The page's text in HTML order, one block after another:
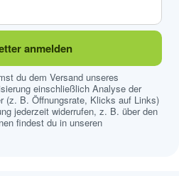
anmelden
du dem Versand unseres
einschließlich Analyse der
(z. B. Öffnungsrate, Klicks auf Links)
jederzeit widerrufen, z. B. über den
findest du in unseren